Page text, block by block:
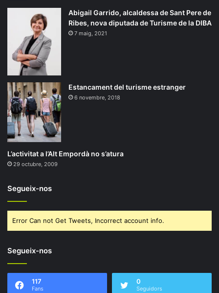
Abigail Garrido, alcaldessa de Sant Pere de
Ribes, nova diputada de Turisme de la DIBA
7 maig, 2021
Estancament del turisme estranger
6 novembre, 2018
L’activitat a l’Alt Empordà no s’atura
29 octubre, 2009
Segueix-nos
Error Can not Get Tweets, Incorrect account info.
Segueix-nos
117
Fans
0
Seguidors